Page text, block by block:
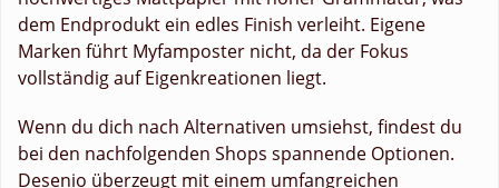
dem Endprodukt ein edles Finish verleiht. Eigene
Marken führt Myfamposter nicht, da der Fokus
vollständig auf Eigenkreationen liegt.
Wenn du dich nach Alternativen umsiehst, findest du
bei den nachfolgenden Shops spannende Optionen.
Desenio überzeugt mit einem umfangreichen